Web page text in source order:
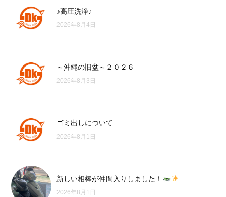
♪高圧洗浄♪
2026年8月4日
～沖縄の旧盆～２０２６
2026年8月3日
ゴミ出しについて
2026年8月1日
新しい相棒が仲間入りしました！
2026年8月1日